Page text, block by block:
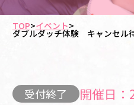
TOP>イベント>
ダブルダッチ体験 キャンセル
受付終了 開催日：